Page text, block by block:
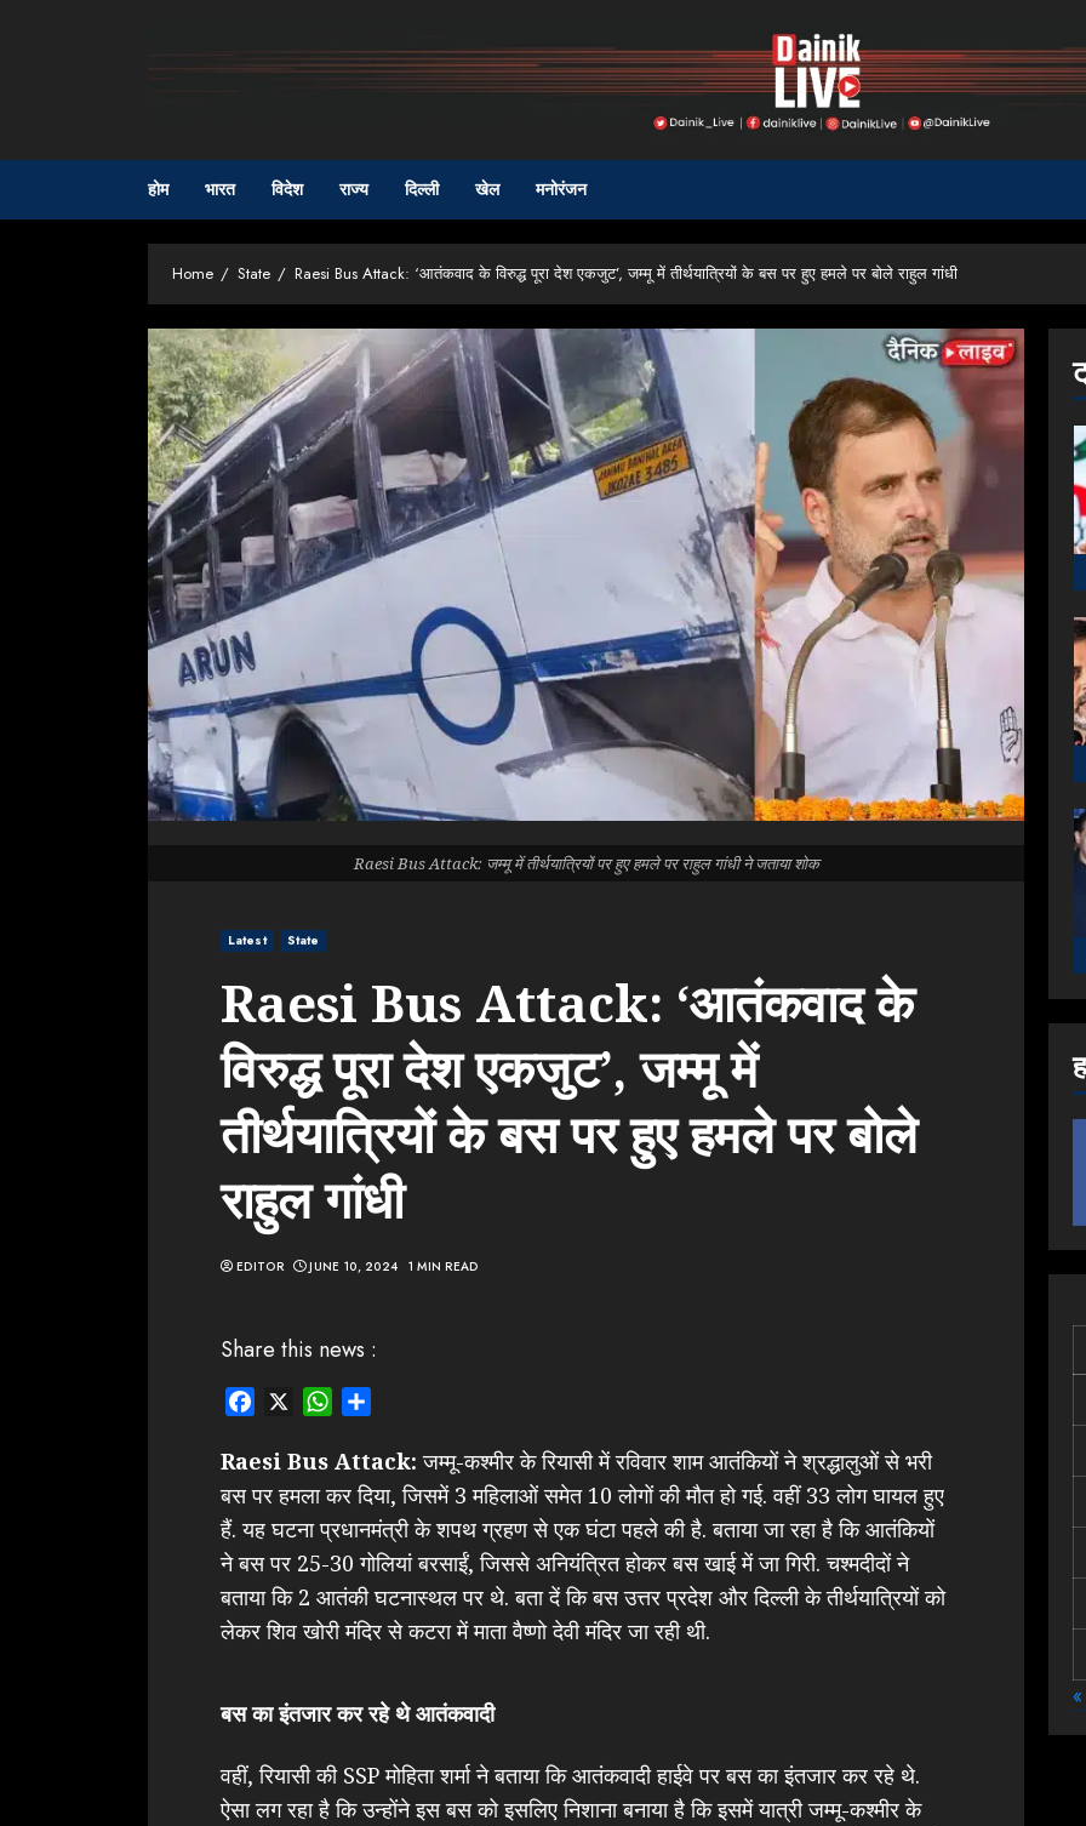
होम भारत विदेश राज्य दिल्ली खेल मनोरंजन
Home State Raesi Bus Attack: ‘आतंकवाद के विरुद्ध पूरा देश एकजुट’, जम्मू में तीर्थयात्रियों के बस पर हुए हमले पर बोले राहुल गांधी
Latest State
Raesi Bus Attack: ‘आतंकवाद के
विरुद्ध पूरा देश एकजुट’, जम्मू में
तीर्थयात्रियों के बस पर हुए हमले पर बोले
राहुल गांधी
EDITOR JUNE 10, 2024 1 MIN READ
Raesi Bus Attack: जम्मू में तीर्थयात्रियों पर हुए हमले पर राहुल गांधी ने जताया शोक
Share this news :
Facebook WhatsApp
Raesi Bus Attack: जम्मू-कश्मीर के रियासी में रविवार शाम आतंकियों ने श्रद्धालुओं से भरी
बस पर हमला कर दिया, जिसमें 3 महिलाओं समेत 10 लोगों की मौत हो गई. वहीं 33 लोग घायल हुए
हैं. यह घटना प्रधानमंत्री के शपथ ग्रहण से एक घंटा पहले की है. बताया जा रहा है कि आतंकियों
ने बस पर 25-30 गोलियां बरसाईं, जिससे अनियंत्रित होकर बस खाई में जा गिरी. चश्मदीदों ने
बताया कि 2 आतंकी घटनास्थल पर थे. बता दें कि बस उत्तर प्रदेश और दिल्ली के तीर्थयात्रियों को
लेकर शिव खोरी मंदिर से कटरा में माता वैष्णो देवी मंदिर जा रही थी.
बस का इंतजार कर रहे थे आतंकवादी
वहीं, रियासी की SSP मोहिता शर्मा ने बताया कि आतंकवादी हाईवे पर बस का इंतजार कर रहे थे.
ऐसा लग रहा है कि उन्होंने इस बस को इसलिए निशाना बनाया है​ कि इसमें यात्री जम्मू-कश्मीर के